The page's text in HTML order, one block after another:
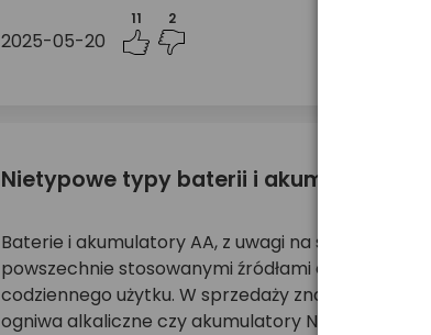
2025-05-20
11 2
Nietypowe typy baterii i akumulatorów
Baterie i akumulatory AA, z uwagi na swój
powszechnie stosowanymi źródłami energii,
codziennego użytku. W sprzedaży znaleźć można
ogniwa alkaliczne czy akumulatory NiMH. W